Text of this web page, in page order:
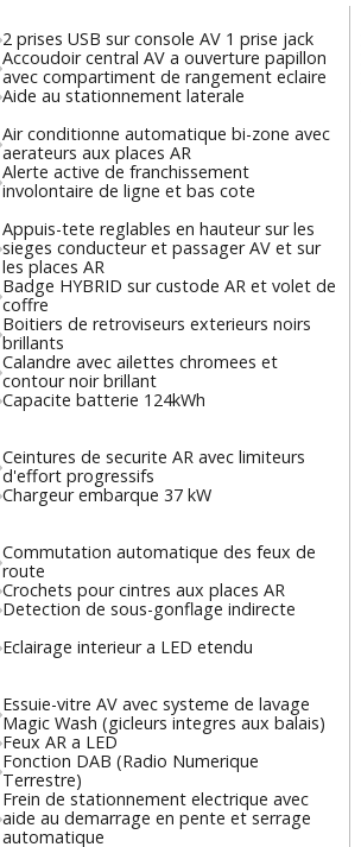
2 prises USB sur console AV 1 prise jack
Accoudoir central AV a ouverture papillon
avec compartiment de rangement eclaire
Aide au stationnement laterale
Air conditionne automatique bi-zone avec
aerateurs aux places AR
Alerte active de franchissement
involontaire de ligne et bas cote
Appuis-tete reglables en hauteur sur les
sieges conducteur et passager AV et sur
les places AR
Badge HYBRID sur custode AR et volet de
coffre
Boitiers de retroviseurs exterieurs noirs
brillants
Calandre avec ailettes chromees et
contour noir brillant
Capacite batterie 124kWh
Ceintures de securite AR avec limiteurs
d'effort progressifs
Chargeur embarque 37 kW
Commutation automatique des feux de
route
Crochets pour cintres aux places AR
Detection de sous-gonflage indirecte
Eclairage interieur a LED etendu
Essuie-vitre AV avec systeme de lavage
Magic Wash (gicleurs integres aux balais)
Feux AR a LED
Fonction DAB (Radio Numerique
Terrestre)
Frein de stationnement electrique avec
aide au demarrage en pente et serrage
automatique